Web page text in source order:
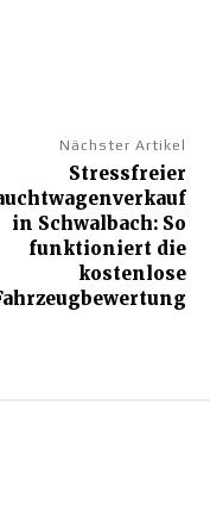
Nächster Artikel
Stressfreier
in Schwalbach: So
funktioniert die
kostenlose